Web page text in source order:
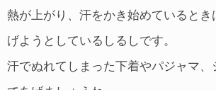
熱が上がり、汗をかき始めていると
げようとしているしるしです。
汗でぬれてしまった下着やパジャマ、